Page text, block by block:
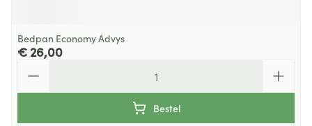
Bedpan Economy Advys
€ 26,00
Bestel